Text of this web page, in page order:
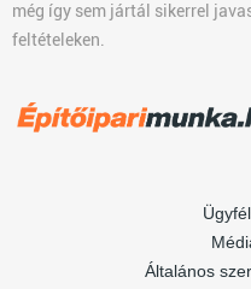
még így sem jártál sikerrel
feltételeken.
Általános